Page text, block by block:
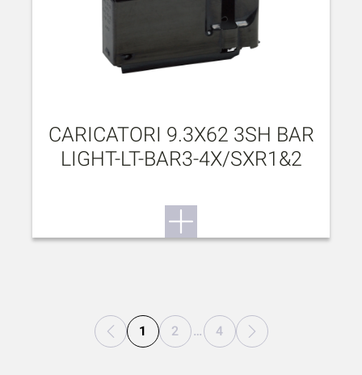
CARICATORI 9.3X62 3SH BAR
LIGHT-LT-BAR3-4X/SXR1&2
1 2 … 4